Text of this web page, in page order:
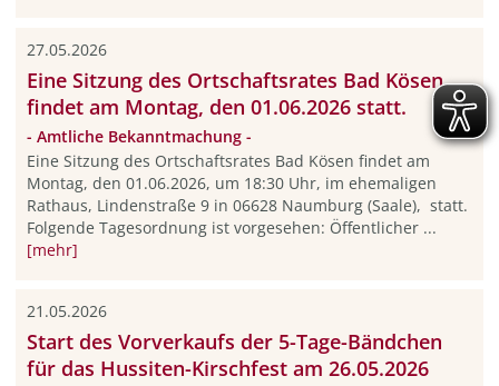
27.05.2026
Eine Sitzung des Ortschaftsrates Bad Kösen
findet am Montag, den 01.06.2026 statt.
- Amtliche Bekanntmachung -
Eine Sitzung des Ortschaftsrates Bad Kösen findet am
Montag, den 01.06.2026, um 18:30 Uhr, im ehemaligen
Rathaus, Lindenstraße 9 in 06628 Naumburg (Saale), statt.
Folgende Tagesordnung ist vorgesehen: Öffentlicher ...
[mehr]
21.05.2026
Start des Vorverkaufs der 5-Tage-Bändchen
für das Hussiten-Kirschfest am 26.05.2026